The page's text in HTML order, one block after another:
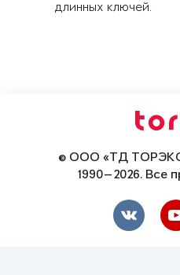
длинных ключей.
© ООО «ТД
1990—2026. Все